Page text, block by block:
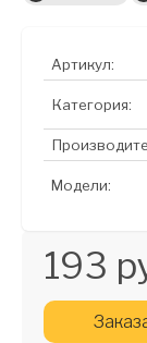
Артикул:
Категория:
Модели:
193